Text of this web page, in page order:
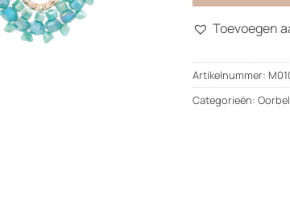
Toevoegen
Artikelnummer:
Categorieën: